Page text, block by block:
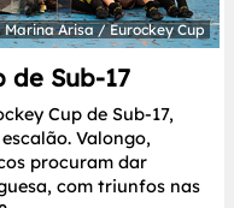
Marina Arisa / Eurockey Cup
de Sub-17
Cup de Sub-17,
Valongo,
procuram dar
com triunfos nas